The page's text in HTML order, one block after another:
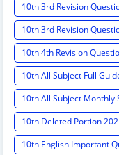
10th 3rd Revision
10th 3rd Revision
10th 4th Revision
10th All Subject Full
10th All Subject Monthly
10th Deleted Portion
10th English Important